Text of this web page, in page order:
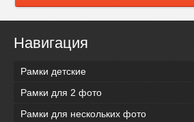
Навигация
Рамки детские
Рамки для 2 фото
Рамки для нескольких фото